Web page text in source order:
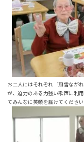
お二人にはそれぞれ「風雪なが
が、迫力のある力強い歌声に利
てみんなに笑顔を届けてくださ